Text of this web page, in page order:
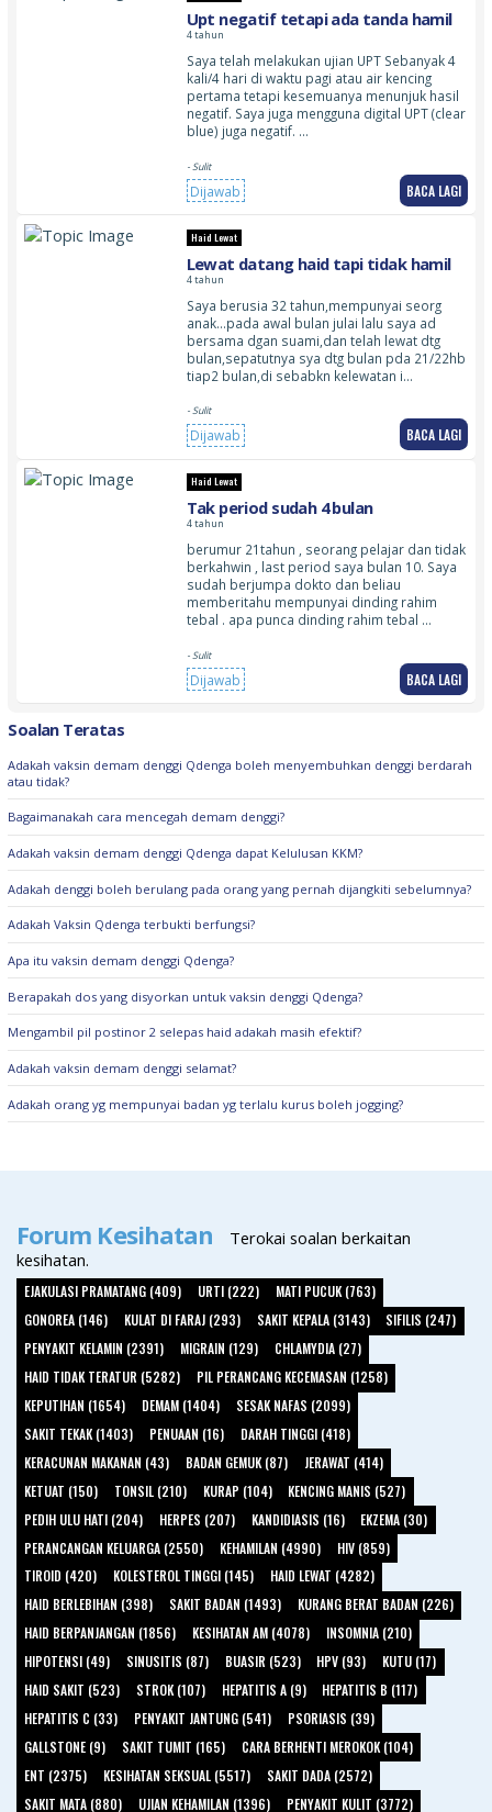
Upt negatif tetapi ada tanda hamil
4 tahun
Saya telah melakukan ujian UPT Sebanyak 4
kali/4 hari di waktu pagi atau air kencing
pertama tetapi kesemuanya menunjuk hasil
negatif. Saya juga mengguna digital UPT (clear
blue) juga negatif. …
- Sulit
Dijawab BACA LAGI
Haid Lewat
Lewat datang haid tapi tidak hamil
4 tahun
Saya berusia 32 tahun,mempunyai seorg
anak…pada awal bulan julai lalu saya ad
bersama dgan suami,dan telah lewat dtg
bulan,sepatutnya sya dtg bulan pda 21/22hb
tiap2 bulan,di sebabkn kelewatan i…
- Sulit
Dijawab BACA LAGI
Haid Lewat
Tak period sudah 4 bulan
4 tahun
berumur 21tahun , seorang pelajar dan tidak
berkahwin , last period saya bulan 10. Saya
sudah berjumpa dokto dan beliau
memberitahu mempunyai dinding rahim
tebal . apa punca dinding rahim tebal …
- Sulit
Dijawab BACA LAGI
Soalan Teratas
Adakah vaksin demam denggi Qdenga boleh menyembuhkan denggi berdarah
atau tidak?
Bagaimanakah cara mencegah demam denggi?
Adakah vaksin demam denggi Qdenga dapat Kelulusan KKM?
Adakah denggi boleh berulang pada orang yang pernah dijangkiti sebelumnya?
Adakah Vaksin Qdenga terbukti berfungsi?
Apa itu vaksin demam denggi Qdenga?
Berapakah dos yang disyorkan untuk vaksin denggi Qdenga?
Mengambil pil postinor 2 selepas haid adakah masih efektif?
Adakah vaksin demam denggi selamat?
Adakah orang yg mempunyai badan yg terlalu kurus boleh jogging?
Forum Kesihatan
Terokai soalan berkaitan
kesihatan.
EJAKULASI PRAMATANG (409) URTI (222)
MATI PUCUK (763)
GONOREA (146)
KULAT DI FARAJ (293) SAKIT KEPALA (3143)
SIFILIS (247)
PENYAKIT KELAMIN (2391)
MIGRAIN (129)
CHLAMYDIA (27)
HAID TIDAK TERATUR (5282)
PIL PERANCANG KECEMASAN (1258)
KEPUTIHAN (1654)
DEMAM (1404)
SESAK NAFAS (2099)
SAKIT TEKAK (1403)
PENUAAN (16)
DARAH TINGGI (418)
KERACUNAN MAKANAN (43)
BADAN GEMUK (87)
JERAWAT (414)
KETUAT (150)
TONSIL (210) KURAP (104)
KENCING MANIS (527)
PEDIH ULU HATI (204)
HERPES (207) KANDIDIASIS (16)
EKZEMA (30)
PERANCANGAN KELUARGA (2550)
KEHAMILAN (4990)
HIV (859)
TIROID (420)
KOLESTEROL TINGGI (145)
HAID LEWAT (4282)
HAID BERLEBIHAN (398)
SAKIT BADAN (1493)
KURANG BERAT BADAN (226)
HAID BERPANJANGAN (1856)
KESIHATAN AM (4078)
INSOMNIA (210)
HIPOTENSI (49)
SINUSITIS (87) BUASIR (523) HPV (93)
KUTU (17)
HAID SAKIT (523)
STROK (107) HEPATITIS A (9)
HEPATITIS B (117)
HEPATITIS C (33)
PENYAKIT JANTUNG (541)
PSORIASIS (39)
GALLSTONE (9)
SAKIT TUMIT (165)
CARA BERHENTI MEROKOK (104)
ENT (2375)
KESIHATAN SEKSUAL (5517)
SAKIT DADA (2572)
SAKIT MATA (880)
UJIAN KEHAMILAN (1396)
PENYAKIT KULIT (3772)